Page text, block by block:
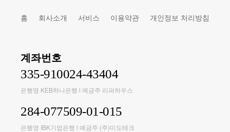
홈 회사소개 서비스 이용약관 개인정보 처리방침
계좌번호
335-910024-43404
은행명 KEB하나은행 l 예금주 리퍼하우스
284-077509-01-015
은행명 IBK기업은행 l 예금주 (주)미도테크